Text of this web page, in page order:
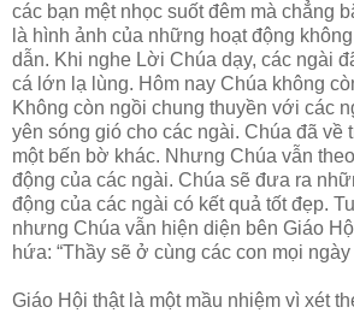
các bạn mệt nhọc suốt đêm mà chẳng
là hình ảnh của những hoạt động
dẫn. Khi nghe Lời Chúa dạy, các ngài
cá lớn lạ lùng. Hôm nay Chúa không
Không còn ngồi chung thuyền với các
yên sóng gió cho các ngài. Chúa đã về
một bến bờ khác. Nhưng Chúa vẫn
động của các ngài. Chúa sẽ đưa ra
động của các ngài có kết quả tốt đẹp.
nhưng Chúa vẫn hiện diện bên Giáo
hứa: “Thầy sẽ ở cùng các con mọi ngày
Giáo Hội thật là một mầu nhiệm vì xét